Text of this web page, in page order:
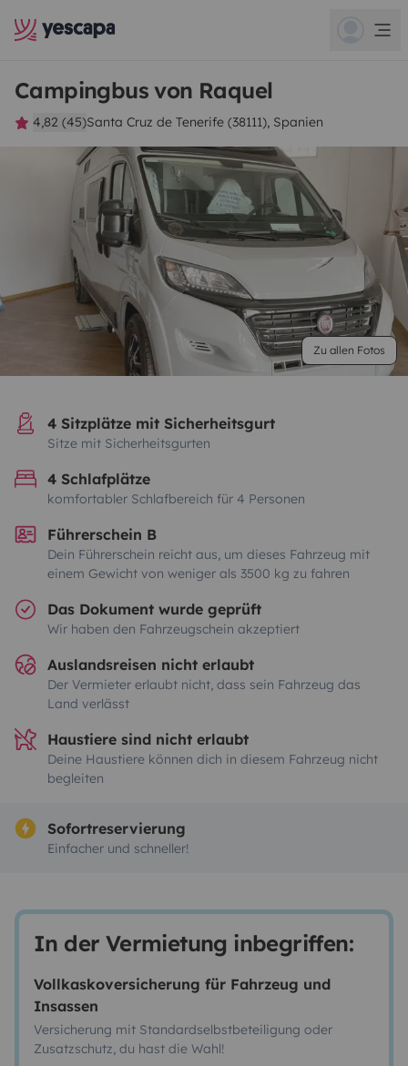
Campingbus von Raquel
4,82 (45)Santa Cruz de Tenerife (38111), Spanien
Zu allen Fotos
4 Sitzplätze mit Sicherheitsgurt
Sitze mit Sicherheitsgurten
4 Schlafplätze
komfortabler Schlafbereich für 4 Personen
Führerschein B
Dein Führerschein reicht aus, um dieses Fahrzeug mit
einem Gewicht von weniger als 3500 kg zu fahren
Das Dokument wurde geprüft
Wir haben den Fahrzeugschein akzeptiert
Auslandsreisen nicht erlaubt
Der Vermieter erlaubt nicht, dass sein Fahrzeug das
Land verlässt
Haustiere sind nicht erlaubt
Deine Haustiere können dich in diesem Fahrzeug nicht
begleiten
Sofortreservierung
Einfacher und schneller!
In der Vermietung inbegriffen:
Vollkaskoversicherung für Fahrzeug und
Insassen
Versicherung mit Standardselbstbeteiligung oder
Zusatzschutz, du hast die Wahl!